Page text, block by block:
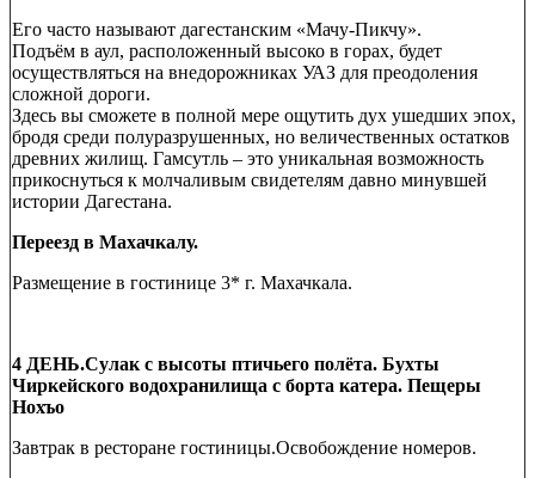
Его часто называют дагестанским «Мачу-Пикчу».
Подъём в аул, расположенный высоко в горах, будет
осуществляться на внедорожниках УАЗ для преодоления
сложной дороги.
Здесь вы сможете в полной мере ощутить дух ушедших эпох,
бродя среди полуразрушенных, но величественных остатков
древних жилищ. Гамсутль – это уникальная возможность
прикоснуться к молчаливым свидетелям давно минувшей
истории Дагестана.
Переезд в Махачкалу.
Размещение в гостинице 3* г. Махачкала.
4 ДЕНЬ.Сулак с высоты птичьего полёта. Бухты
Чиркейского водохранилища с борта катера. Пещеры
Нохъо
Завтрак в ресторане гостиницы.Освобождение номеров.